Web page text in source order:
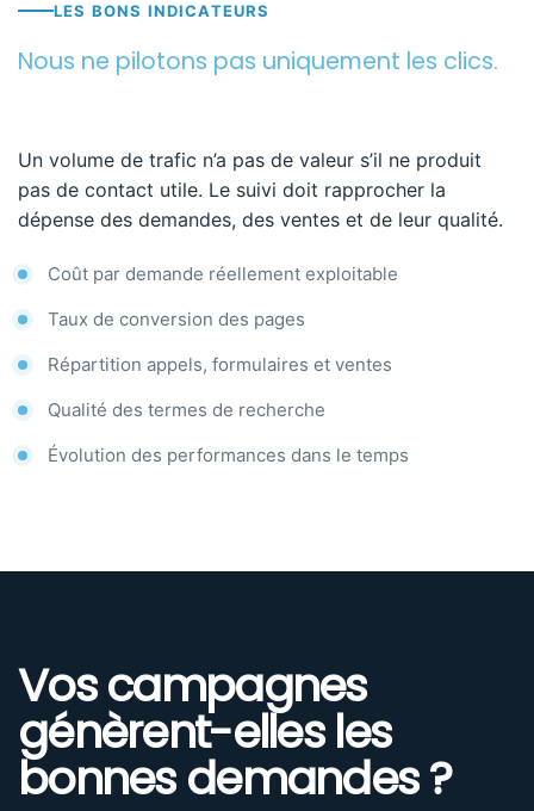
LES BONS INDICATEURS
Nous ne pilotons pas uniquement les clics.
Un volume de trafic n’a pas de valeur s’il ne produit
pas de contact utile. Le suivi doit rapprocher la
dépense des demandes, des ventes et de leur qualité.
Coût par demande réellement exploitable
Taux de conversion des pages
Répartition appels, formulaires et ventes
Qualité des termes de recherche
Évolution des performances dans le temps
Vos campagnes
génèrent-elles les
bonnes demandes ?